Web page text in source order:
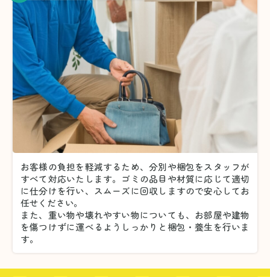
お客様の負担を軽減するため、分別や梱包をスタッフが
すべて対応いたします。 ゴミの品目や材質に応じて適切
に仕分けを行い、スムーズに回収しますので安心してお
任せください。
また、重い物や壊れやすい物についても、お部屋や建物
を傷つけずに運べるようしっかりと梱包・養生を行いま
す。